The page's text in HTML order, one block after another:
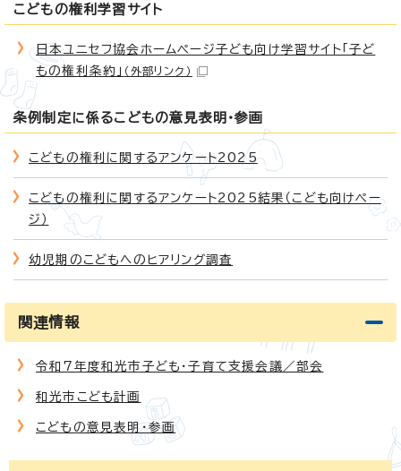
こどもの権利学習サイト
日本ユニセフ協会ホームページ子ども向け学習サイト「子ど
もの権利条約」 （外部リンク）
条例制定に係るこどもの意見表明・参画
こどもの権利に関するアンケート2025
こどもの権利に関するアンケート2025結果（こども向けペー
ジ）
幼児期のこどもへのヒアリング調査
関連情報
令和7年度和光市子ども・子育て支援会議／部会
和光市こども計画
こどもの意見表明・参画